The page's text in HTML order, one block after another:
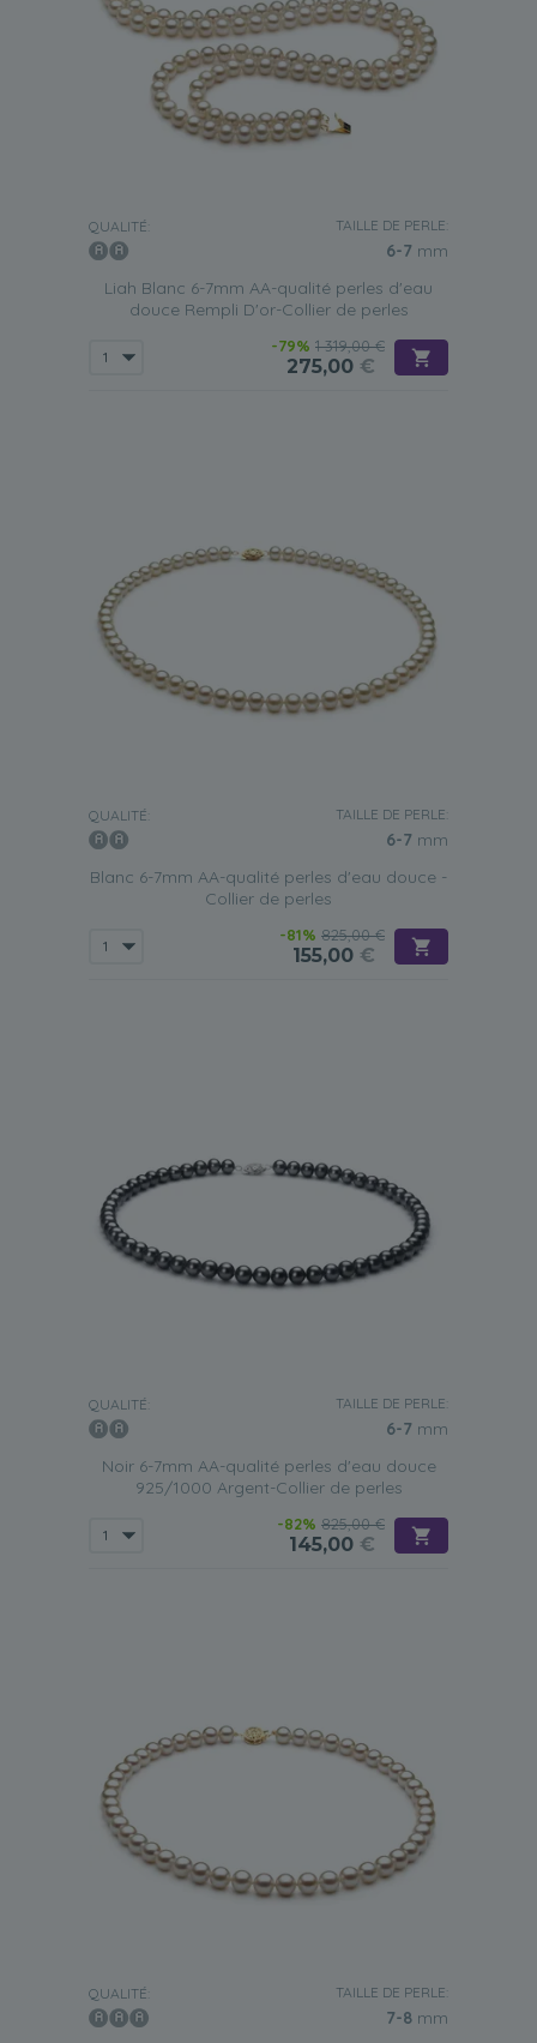
QUALITÉ: TAILLE DE PERLE:
6-7 mm
Liah Blanc 6-7mm AA-qualité perles d'eau
douce Rempli D'or-Collier de perles
-79% 1 319,00 €
275,00 €
QUALITÉ: TAILLE DE PERLE:
6-7 mm
Blanc 6-7mm AA-qualité perles d'eau douce -
Collier de perles
-81% 825,00 €
155,00 €
QUALITÉ: TAILLE DE PERLE:
6-7 mm
Noir 6-7mm AA-qualité perles d'eau douce
925/1000 Argent-Collier de perles
-82% 825,00 €
145,00 €
QUALITÉ: TAILLE DE PERLE:
7-8 mm